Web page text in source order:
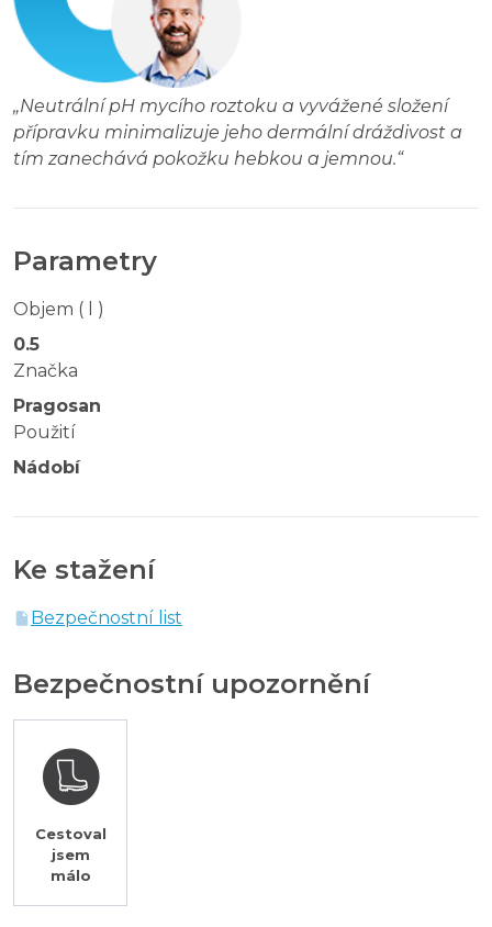
„Neutrální pH mycího roztoku a vyvážené složení
přípravku minimalizuje jeho dermální dráždivost a
tím zanechává pokožku hebkou a jemnou.“
Parametry
Objem ( l )
0.5
Značka
Pragosan
Použití
Nádobí
Ke stažení
Bezpečnostní list
Bezpečnostní upozornění
Cestoval
jsem
málo